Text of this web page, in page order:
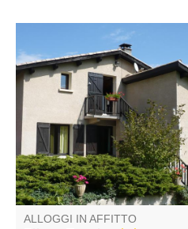
Appartamento al primo piano di
una villa in posizione tranquilla,
con una piccola terrazza che
offre una vista ininterrotta sulle
montagne. Tutti i negozi a 500
m di distanza.
ALLOGGI IN AFFITTO